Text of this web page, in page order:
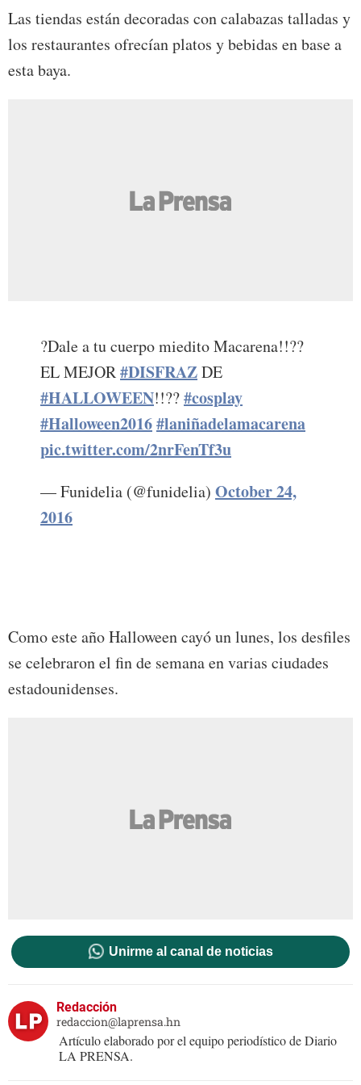
Las tiendas están decoradas con calabazas talladas y
los restaurantes ofrecían platos y bebidas en base a
esta baya.
?Dale a tu cuerpo miedito Macarena!!??
EL MEJOR#DISFRAZDE
#HALLOWEEN!!??#cosplay
#Halloween2016#laniñadelamacarena
pic.twitter.com/2nrFenTf3u
— Funidelia (@funidelia) October 24,
2016
Como este año Halloween cayó un lunes, los desfiles
se celebraron el fin de semana en varias ciudades
estadounidenses.
Unirme al canal de noticias
Redacción
redaccion@laprensa.hn
Artículo elaborado por el equipo periodístico de Diario
LA PRENSA.